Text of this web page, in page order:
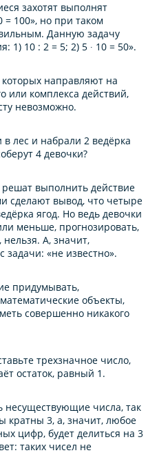
захотят выполнят
= 100», но при таком
Данную задачу
1) 10 : 2 = 5; 2) 5 ∙ 10 = 50».
которых направляют на
или комплекса действий,
невозможно.
лес и набрали 2 ведёрка
4 девочки?
выполнить действие
сделают вывод, что четыре
ягод. Но ведь девочки
меньше, прогнозировать,
нельзя. А, значит,
«не известно».
придумывать,
объекты,
совершенно никакого
трехзначное число,
остаток, равный 1.
несуществующие числа, так
кратны 3, а, значит, любое
цифр, будет делиться на 3
таких чисел не